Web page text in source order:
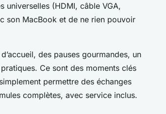
universelles (HDMI, câble VGA,
son MacBook et de ne rien pouvoir
des pauses gourmandes, un
Ce sont des moments clés
permettre des échanges
complètes, avec service inclus.